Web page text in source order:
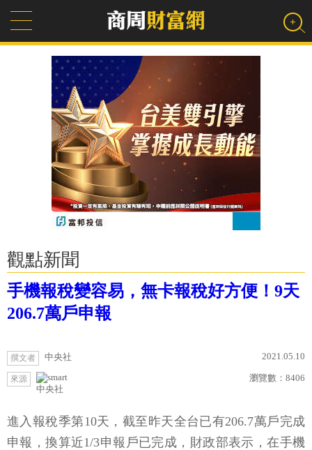
觀點新聞
手機報稅變容易，無卡報稅好方便！9天
206.7萬戶申報
撰文者 中央社 2021.05.10
來源
中央社
瀏覽數： 8406
進入報稅季第10天，截至昨天全台已有206.7萬戶完成
申報，換算近1/3申報戶已完成，財政部表示，在手機